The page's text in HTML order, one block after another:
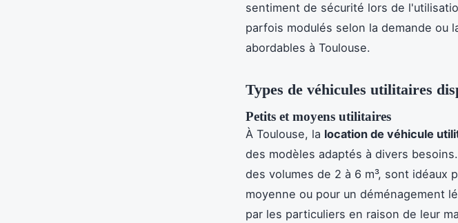
sentiment de sécurité lors de
parfois modulés selon la demande ou
abordables à Toulouse.
Types de véhicules utilitaires
Petits et moyens utilitaires
À Toulouse, la location de véhicule
des modèles adaptés à divers
des volumes de 2 à 6 m³, sont
moyenne ou pour un déménagement
par les particuliers en raison de leur